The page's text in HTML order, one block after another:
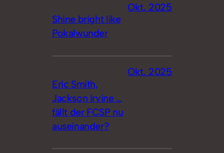
Shine bright like
Pokalwunder
Okt. 2025
Eric Smith,
Jackson Irvine …
fällt der FCSP nu
auseinander?
Okt. 2025